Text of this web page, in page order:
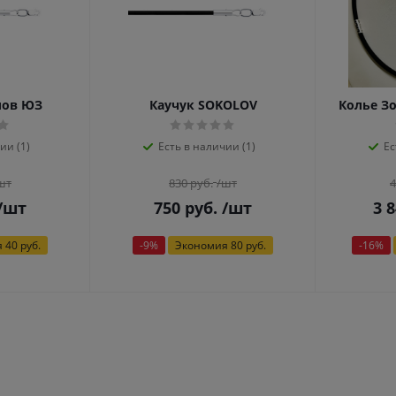
ЮЗ
(1)
40 руб.
Каучук SOKOLOV
Есть в наличии (1)
830руб. /шт
750 руб. /шт
-9% Экономия 80 руб.
Колье
3
-16%